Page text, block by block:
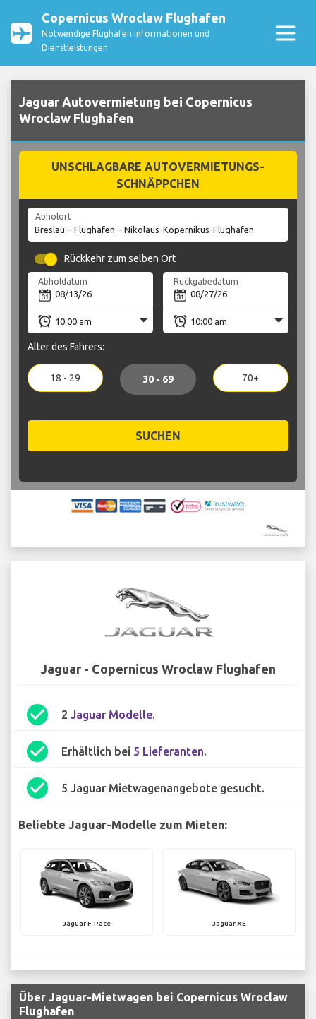
Copernicus Wroclaw Flughafen
Notwendige Flughafen Informationen und
Dienstleistungen
Jaguar Autovermietung bei Copernicus
Wroclaw Flughafen
UNSCHLAGBARE AUTOVERMIETUNGS-
SCHNÄPPCHEN
Abholort
Rückkehr zum selben Ort
Abholdatum Rückgabedatum
Alter des Fahrers:
18 - 29 30 - 69 70+
SUCHEN
Jaguar - Copernicus Wroclaw Flughafen
check_circle 2 Jaguar Modelle.
check_circle Erhältlich bei 5 Lieferanten.
check_circle 5 Jaguar Mietwagenangebote gesucht.
Beliebte Jaguar-Modelle zum Mieten:
Jaguar F-Pace Jaguar XE
Über Jaguar-Mietwagen bei Copernicus Wroclaw
Flughafen